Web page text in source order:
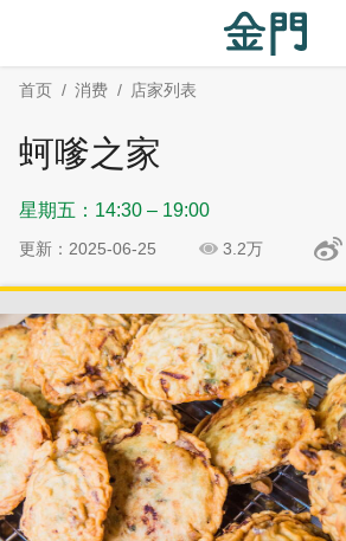
主
首页 消费 店家列表
蚵嗲之家
星期五：14:30 – 19:00
更新：2025-06-25 3.2万
社